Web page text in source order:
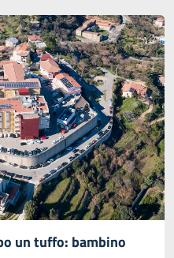
un tuffo: bambino